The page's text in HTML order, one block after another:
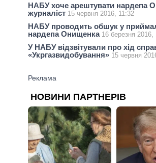
НАБУ хоче арештувати нардепа
журналіст 15 червня 2016, 11:32
НАБУ проводить обшук у
нардепа Онищенка 16 березня 2016,
У НАБУ відзвітували про хід
«Укргазвидобування» 15 червня